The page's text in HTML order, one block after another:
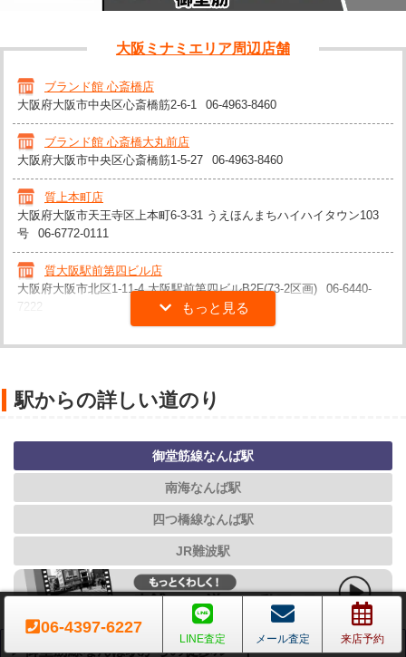
大阪ミナミエリア周辺店舗
ブランド館 心斎橋店
大阪府大阪市中央区心斎橋筋2-6-1
06-4963-8460
ブランド館 心斎橋大丸前店
大阪府大阪市中央区心斎橋筋1-5-27
06-4963-8460
質上本町店
大阪府大阪市天王寺区上本町6-3-31 うえほんまちハイハイタウン103
号
06-6772-0111
質大阪駅前第四ビル店
大阪府大阪市北区1-11-4 大阪駅前第四ビルB2F(73-2区画)
06-6440-
7222
駅からの詳しい道のり
御堂筋線なんば駅
南海なんば駅
四つ橋線なんば駅
JR難波駅
▶御堂筋線なんば駅からの徒歩ルート
06-4397-6227
LINE査定 メール査定 来店予約